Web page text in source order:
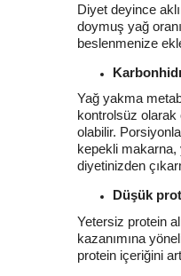
Diyet deyince
doymuş yağ
beslenmenize
Yağ yakma
kontrolsüz olarak
olabilir.
kepekli makarna,
diyetinizden
Düşük
Yetersiz protein
kazanımına
protein içeriğini